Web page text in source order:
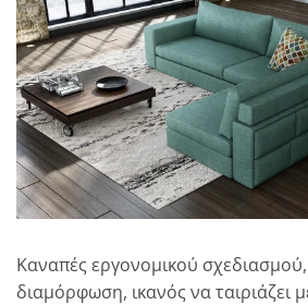
Καναπές εργονομικού
διαμόρφωση, ικανός να ταιριάζει